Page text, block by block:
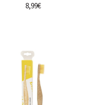
8,99€